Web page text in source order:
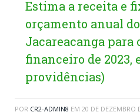
Estima a receita e
orçamento anual
Jacareacanga para
financeiro de 2023,
providências)
POR CR2-ADMIN8 EM 20 DE DEZEMBRO